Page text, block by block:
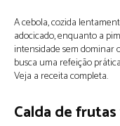
A cebola, cozida
adocicado, enquanto a
intensidade sem dominar
busca uma refeição
Veja a receita completa.
Calda de